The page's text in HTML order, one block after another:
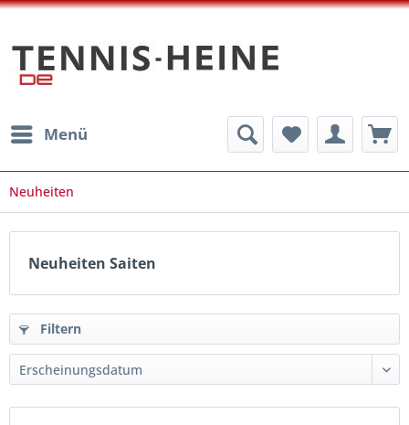
Menü
Neuheiten
Neuheiten Saiten
Filtern